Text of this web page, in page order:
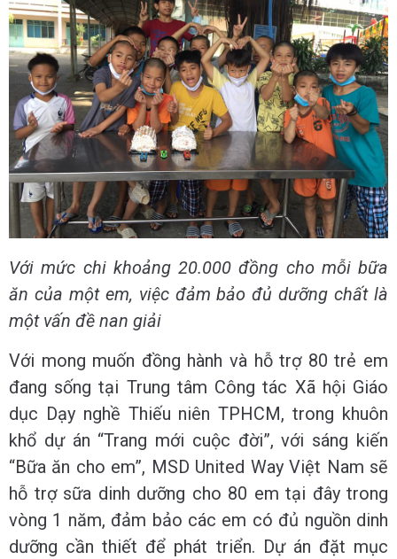
Với mức chi khoảng 20.000 đồng cho mỗi bữa
ăn của một em, việc đảm bảo đủ dưỡng chất là
một vấn đề nan giải
Với mong muốn đồng hành và hỗ trợ 80 trẻ em
đang sống tại Trung tâm Công tác Xã hội Giáo
dục Dạy nghề Thiếu niên TPHCM, trong khuôn
khổ dự án “Trang mới cuộc đời”, với sáng kiến
“Bữa ăn cho em”, MSD United Way Việt Nam sẽ
hỗ trợ sữa dinh dưỡng cho 80 em tại đây trong
vòng 1 năm, đảm bảo các em có đủ nguồn dinh
dưỡng cần thiết để phát triển. Dự án đặt mục